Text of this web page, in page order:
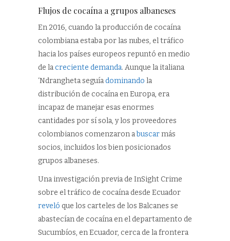
Flujos de cocaína a grupos albaneses
En 2016, cuando la producción de cocaína
colombiana estaba por las nubes, el tráfico
hacia los países europeos repuntó en medio
de lacreciente demanda. Aunque la italiana
‘Ndrangheta seguíadominando la
distribución de cocaína en Europa, era
incapaz de manejar esas enormes
cantidades por sí sola, y los proveedores
colombianos comenzaron abuscarmás
socios, incluidos los bien posicionados
grupos albaneses.
Una investigación previa de InSight Crime
sobre el tráfico de cocaína desde Ecuador
reveló que los carteles de los Balcanes se
abastecían de cocaína en el departamento de
Sucumbíos, en Ecuador, cerca de la frontera